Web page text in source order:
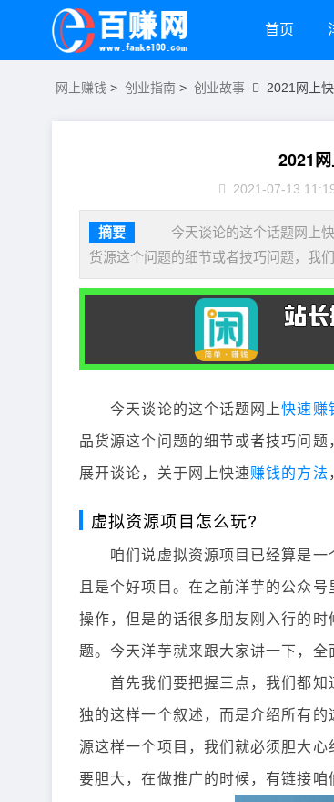
首页
网上赚钱 > 创业指南 > 创业故事 2021网上
2021
2021-07-13
摘要
今天谈论的这个话题网上快
货源这个问题的细节或者技巧问题，我
今天谈论的这个话题网上快速赚
品货源这个问题的细节或者技巧问
展开谈论，关于网上快速赚钱的方法
虚拟资源项目怎么玩?
咱们说虚拟资源项目已经算是一
且是个好项目。在之前洋芋的公众
操作，但是的话很多朋友刚入行的
题。今天洋芋就来跟大家讲一下，全
首先我们要把握三点，我们都知
独的这样一个叙述，而是介绍所有
源这样一个项目，我们就必须胆大
要胆大，在做推广的时候，有链接咱